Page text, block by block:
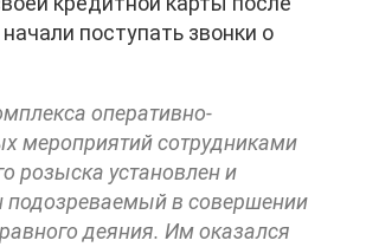
начали поступать звонки о
оперативно-
мероприятий сотрудниками
розыска установлен и
подозреваемый в совершении
деяния. Им оказался